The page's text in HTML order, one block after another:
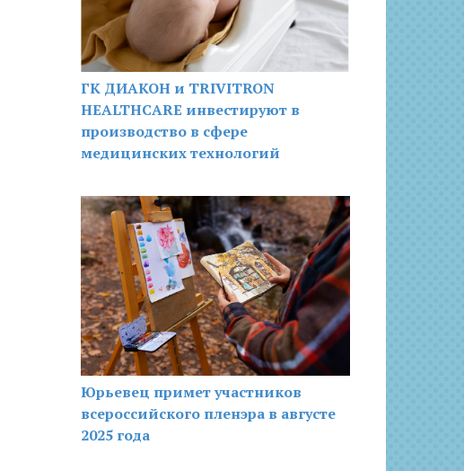
ГК ДИАКОН и TRIVITRON
HEALTHCARE инвестируют в
производство в сфере
медицинских технологий
Юрьевец примет участников
всероссийского пленэра в августе
2025 года